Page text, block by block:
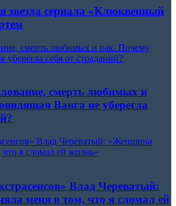
звезда сериала «Клюквенный
смерть любимых и рак. Почему
уберегла себя от страданий?
смерть любимых и
Ванга не уберегла
Влад Череватый: «Женщина
я сломал ей жизнь»
Влад Череватый:
меня в том, что я сломал ей